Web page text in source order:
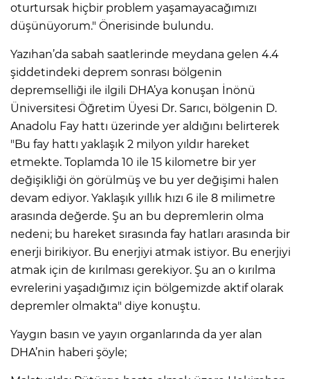
oturtursak hiçbir problem yaşamayacağımızı
düşünüyorum." Önerisinde bulundu.
Yazıhan’da sabah saatlerinde meydana gelen 4.4
şiddetindeki deprem sonrası bölgenin
depremselliği ile ilgili DHA’ya konuşan İnönü
Üniversitesi Öğretim Üyesi Dr. Sarıcı, bölgenin D.
Anadolu Fay hattı üzerinde yer aldığını belirterek
"Bu fay hattı yaklaşık 2 milyon yıldır hareket
etmekte. Toplamda 10 ile 15 kilometre bir yer
değişikliği ön görülmüş ve bu yer değişimi halen
devam ediyor. Yaklaşık yıllık hızı 6 ile 8 milimetre
arasında değerde. Şu an bu depremlerin olma
nedeni; bu hareket sırasında fay hatları arasında bir
enerji birikiyor. Bu enerjiyi atmak istiyor. Bu enerjiyi
atmak için de kırılması gerekiyor. Şu an o kırılma
evrelerini yaşadığımız için bölgemizde aktif olarak
depremler olmakta" diye konuştu.
Yaygın basın ve yayın organlarında da yer alan
DHA’nin haberi şöyle;